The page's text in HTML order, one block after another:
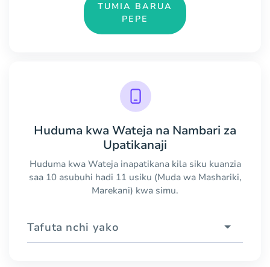
TUMIA BARUA
PEPE
Huduma kwa Wateja na Nambari za
Upatikanaji
Huduma kwa Wateja inapatikana kila siku kuanzia
saa 10 asubuhi hadi 11 usiku (Muda wa Mashariki,
Marekani) kwa simu.
Tafuta nchi yako